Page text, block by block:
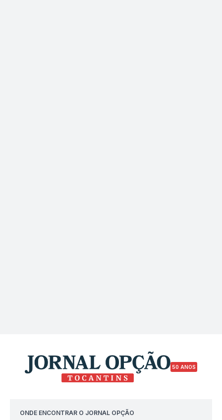
50 ANOS
ONDE ENCONTRAR O JORNAL OPÇÃO